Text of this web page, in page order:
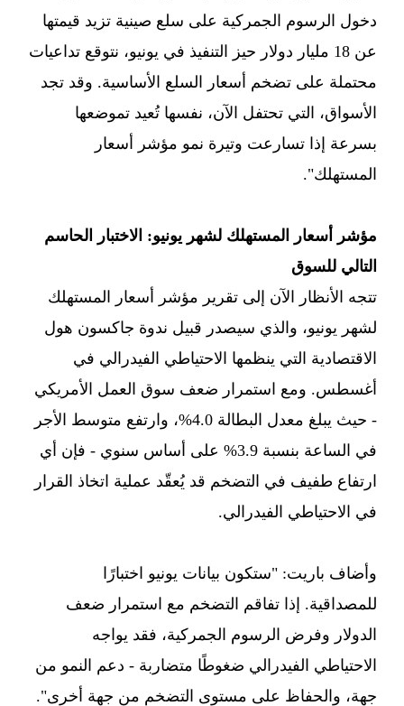
دخول الرسوم الجمركية على سلع صينية تزيد قيمتها
عن 18 مليار دولار حيز التنفيذ في يونيو، نتوقع تداعيات
محتملة على تضخم أسعار السلع الأساسية. وقد تجد
الأسواق، التي تحتفل الآن، نفسها تُعيد تموضعها
بسرعة إذا تسارعت وتيرة نمو مؤشر أسعار
المستهلك".
مؤشر أسعار المستهلك لشهر يونيو: الاختبار الحاسم
التالي للسوق
تتجه الأنظار الآن إلى تقرير مؤشر أسعار المستهلك
لشهر يونيو، والذي سيصدر قبيل ندوة جاكسون هول
الاقتصادية التي ينظمها الاحتياطي الفيدرالي في
أغسطس. ومع استمرار ضعف سوق العمل الأمريكي
- حيث يبلغ معدل البطالة 4.0%، وارتفع متوسط الأجر
في الساعة بنسبة 3.9% على أساس سنوي - فإن أي
ارتفاع طفيف في التضخم قد يُعقّد عملية اتخاذ القرار
في الاحتياطي الفيدرالي.
وأضاف باريت: "ستكون بيانات يونيو اختبارًا
للمصداقية. إذا تفاقم التضخم مع استمرار ضعف
الدولار وفرض الرسوم الجمركية، فقد يواجه
الاحتياطي الفيدرالي ضغوطًا متضاربة - دعم النمو من
جهة، والحفاظ على مستوى التضخم من جهة أخرى".